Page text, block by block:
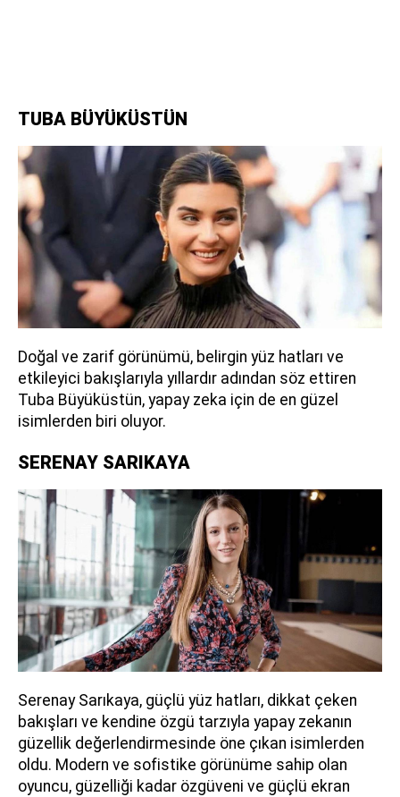
TUBA BÜYÜKÜSTÜN
Doğal ve zarif görünümü, belirgin yüz hatları ve
etkileyici bakışlarıyla yıllardır adından söz ettiren
Tuba Büyüküstün, yapay zeka için de en güzel
isimlerden biri oluyor.
SERENAY SARIKAYA
Serenay Sarıkaya, güçlü yüz hatları, dikkat çeken
bakışları ve kendine özgü tarzıyla yapay zekanın
güzellik değerlendirmesinde öne çıkan isimlerden
oldu. Modern ve sofistike görünüme sahip olan
oyuncu, güzelliği kadar özgüveni ve güçlü ekran